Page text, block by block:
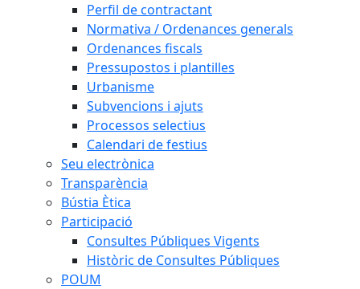
Perfil de contractant
Normativa / Ordenances generals
Ordenances fiscals
Pressupostos i plantilles
Urbanisme
Subvencions i ajuts
Processos selectius
Calendari de festius
Seu electrònica
Transparència
Bústia Ètica
Participació
Consultes Públiques Vigents
Històric de Consultes Públiques
POUM